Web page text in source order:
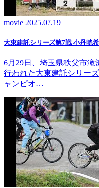
movie 2025.07.19
大東建託シリーズ第7戦 ⼩丹晄
6月29日、埼玉県秩父市
行われた大東建託シリー
ャンピオ…